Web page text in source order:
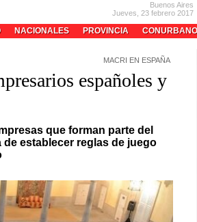
Buenos Aires
Jueves, 23 febrero 2017
NACIONALES PROVINCIA CONURBANO
MACRI EN ESPAÑA
españoles y
que forman parte del
de establecer reglas de juego